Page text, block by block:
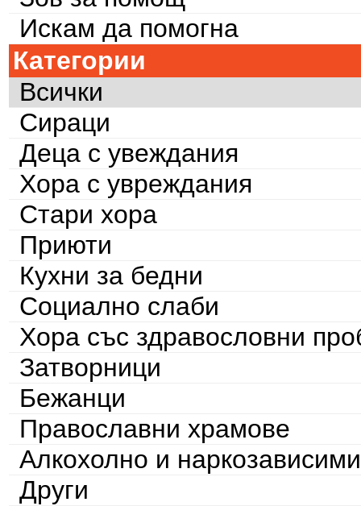
Искам да помогна
Категории
Всички
Сираци
Деца с увеждания
Хора с увреждания
Стари хора
Приюти
Кухни за бедни
Социално слаби
Хора със здравословни
Затворници
Бежанци
Православни храмове
Алкохолно и наркозависими
Други